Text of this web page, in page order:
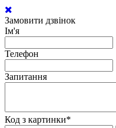
Замовити дзвінок
Ім'я
Телефон
Запитання
Код з картинки*